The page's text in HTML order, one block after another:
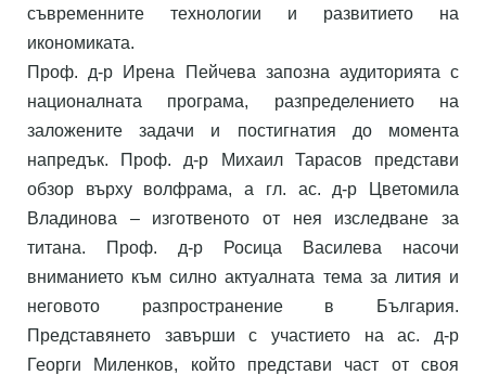
съвременните технологии и развитието на
икономиката.
Проф. д-р Ирена Пейчева запозна аудиторията с
националната програма, разпределението на
заложените задачи и постигнатия до момента
напредък. Проф. д-р Михаил Тарасов представи
обзор върху волфрама, а гл. ас. д-р Цветомила
Владинова – изготвеното от нея изследване за
титана. Проф. д-р Росица Василева насочи
вниманието към силно актуалната тема за лития и
неговото разпространение в България.
Представянето завърши с участието на ас. д-р
Георги Миленков, който представи част от своя